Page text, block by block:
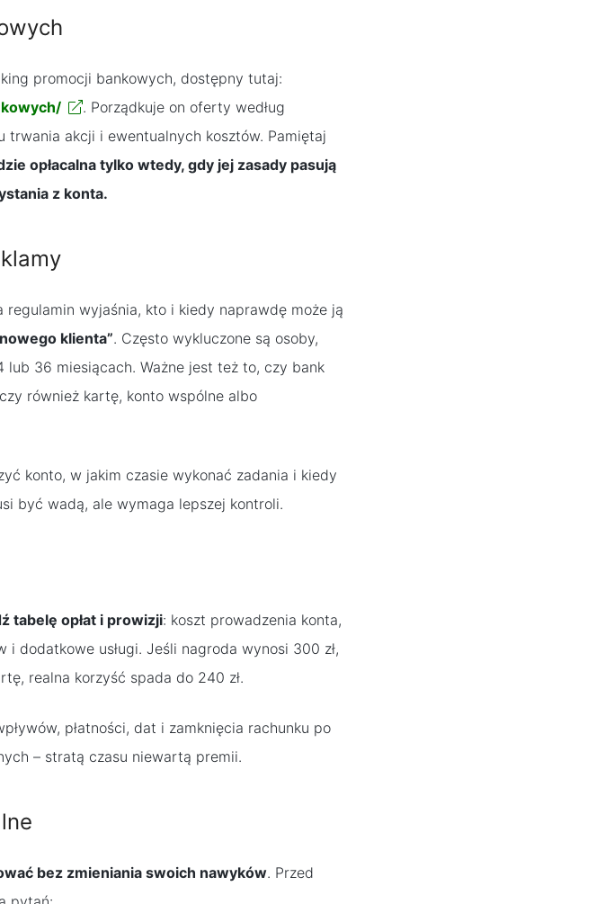
promocji bankowych, dostępny tutaj:
. Porządkuje on oferty według
akcji i ewentualnych kosztów. Pamiętaj
opłacalna tylko wtedy, gdy jej zasady pasują
z konta.
regulamin wyjaśnia, kto i kiedy naprawdę może ją
klienta”. Często wykluczone są osoby,
36 miesiącach. Ważne jest też to, czy bank
również kartę, konto wspólne albo
konto, w jakim czasie wykonać zadania i kiedy
być wadą, ale wymaga lepszej kontroli.
tabelę opłat i prowizji: koszt prowadzenia konta,
dodatkowe usługi. Jeśli nagroda wynosi 300 zł,
realna korzyść spada do 240 zł.
płatności, dat i zamknięcia rachunku po
– stratą czasu niewartą premii.
bez zmieniania swoich nawyków. Przed